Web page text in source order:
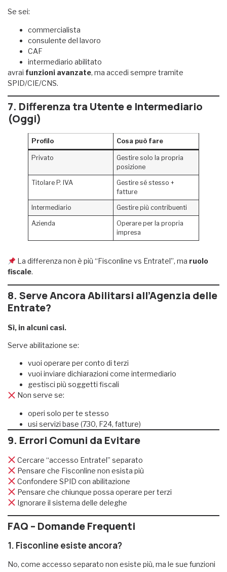
Se sei:
commercialista
consulente del lavoro
CAF
intermediario abilitato
avrai funzioni avanzate, ma accedi sempre tramite
SPID/CIE/CNS.
7. Differenza tra Utente e Intermediario
(Oggi)
Profilo Cosa può fare
Privato
Gestire solo la propria
posizione
Titolare P. IVA
Gestire sé stesso +
fatture
Intermediario Gestire più contribuenti
Azienda
Operare per la propria
impresa
La differenza non è più “Fisconline vs Entratel”, ma ruolo
fiscale.
8. Serve Ancora Abilitarsi all’Agenzia delle
Entrate?
Sì, in alcuni casi.
Serve abilitazione se:
vuoi operare per conto di terzi
vuoi inviare dichiarazioni come intermediario
gestisci più soggetti fiscali
Non serve se:
operi solo per te stesso
usi servizi base (730, F24, fatture)
9. Errori Comuni da Evitare
Cercare “accesso Entratel” separato
Pensare che Fisconline non esista più
Confondere SPID con abilitazione
Pensare che chiunque possa operare per terzi
Ignorare il sistema delle deleghe
FAQ – Domande Frequenti
1. Fisconline esiste ancora?
No, come accesso separato non esiste più, ma le sue funzioni